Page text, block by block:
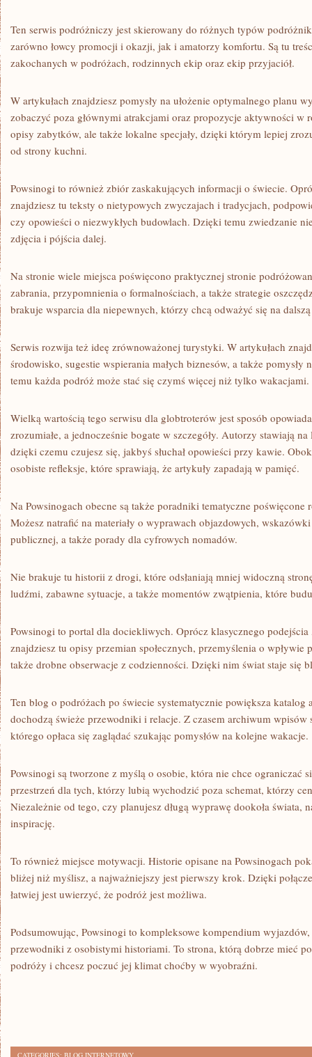
Ten serwis podróżniczy jest skierowany do różnych typów
zarówno łowcy promocji i okazji, jak i amatorzy komfortu. Są tu
zakochanych w podróżach, rodzinnych ekip oraz ekip przyjaciół.
W artykułach znajdziesz pomysły na ułożenie optymalnego planu
zobaczyć poza głównymi atrakcjami oraz propozycje aktywności w
opisy zabytków, ale także lokalne specjały, dzięki którym lepiej
od strony kuchni.
Powsinogi to również zbiór zaskakujących informacji o świecie.
znajdziesz tu teksty o nietypowych zwyczajach i tradycjach,
czy opowieści o niezwykłych budowlach. Dzięki temu zwiedzanie
zdjęcia i pójścia dalej.
Na stronie wiele miejsca poświęcono praktycznej stronie
zabrania, przypomnienia o formalnościach, a także strategie
brakuje wsparcia dla niepewnych, którzy chcą odważyć się na
Serwis rozwija też ideę zrównoważonej turystyki. W artykułach
środowisko, sugestie wspierania małych biznesów, a także
temu każda podróż może stać się czymś więcej niż tylko wakacjami.
Wielką wartością tego serwisu dla globtroterów jest sposób
zrozumiałe, a jednocześnie bogate w szczegóły. Autorzy stawiają
dzięki czemu czujesz się, jakbyś słuchał opowieści przy kawie.
osobiste refleksje, które sprawiają, że artykuły zapadają w pamięć.
Na Powsinogach obecne są także poradniki tematyczne
Możesz natrafić na materiały o wyprawach objazdowych,
publicznej, a także porady dla cyfrowych nomadów.
Nie brakuje tu historii z drogi, które odsłaniają mniej widoczną
ludźmi, zabawne sytuacje, a także momentów zwątpienia, które
Powsinogi to portal dla dociekliwych. Oprócz klasycznego podejścia
znajdziesz tu opisy przemian społecznych, przemyślenia o wpływie
także drobne obserwacje z codzienności. Dzięki nim świat staje się
Ten blog o podróżach po świecie systematycznie powiększa katalog
dochodzą świeże przewodniki i relacje. Z czasem archiwum wpisów
którego opłaca się zaglądać szukając pomysłów na kolejne wakacje.
Powsinogi są tworzone z myślą o osobie, która nie chce ograniczać
przestrzeń dla tych, którzy lubią wychodzić poza schemat, którzy
Niezależnie od tego, czy planujesz długą wyprawę dookoła świata,
inspirację.
To również miejsce motywacji. Historie opisane na Powsinogach
bliżej niż myślisz, a najważniejszy jest pierwszy krok. Dzięki
łatwiej jest uwierzyć, że podróż jest możliwa.
Podsumowując, Powsinogi to kompleksowe kompendium
przewodniki z osobistymi historiami. To strona, którą dobrze mieć
podróży i chcesz poczuć jej klimat choćby w wyobraźni.
CATEGORIES: BLOG INTERNETOWY